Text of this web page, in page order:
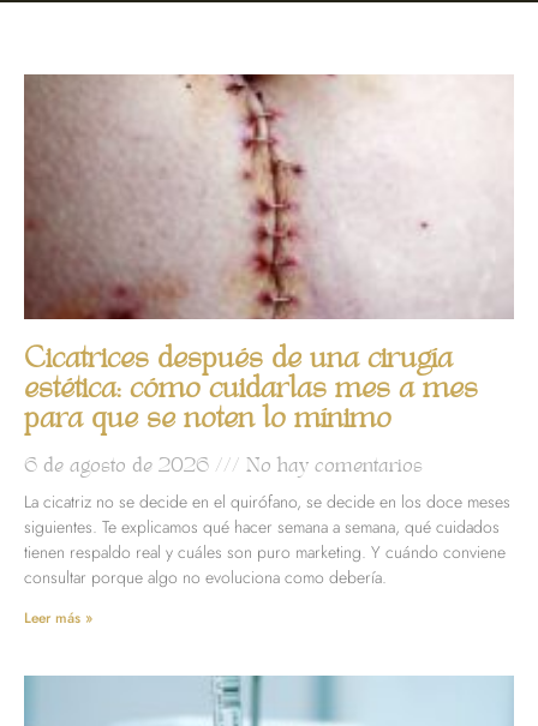
Cicatrices después de una cirugía
estética: cómo cuidarlas mes a mes
para que se noten lo mínimo
6 de agosto de 2026 No hay comentarios
La cicatriz no se decide en el quirófano, se decide en los doce meses
siguientes. Te explicamos qué hacer semana a semana, qué cuidados
tienen respaldo real y cuáles son puro marketing. Y cuándo conviene
consultar porque algo no evoluciona como debería.
Leer más »
Página
PáginaPáginaPáginaPágina